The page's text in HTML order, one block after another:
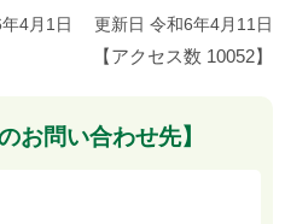
4月1日 更新日 令和6年4月11日
【アクセス数 10052】
お問い合わせ先】